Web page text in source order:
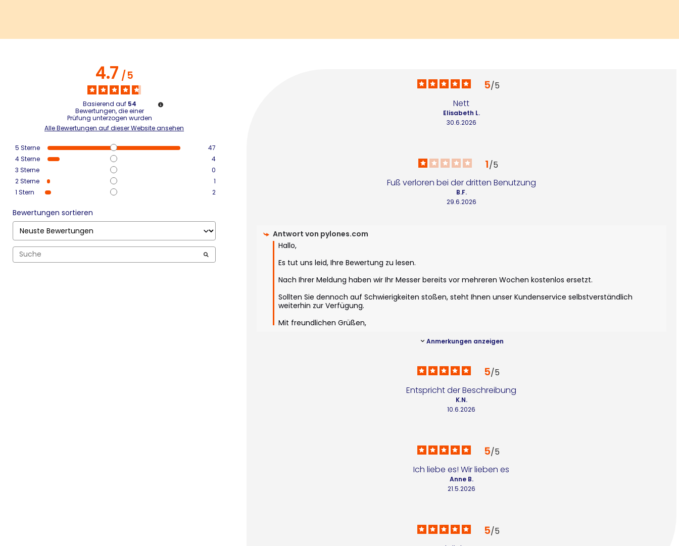
4.7/5
Basierend auf 54
Bewertungen, die einer
Prüfung unterzogen wurden
Alle Bewertungen auf dieser Website ansehen
5 Sterne
47
4Sterne
4
3 Sterne
0
2Sterne
1
1 Stern 2
Bewertungen sortieren
5/5
Nett
30.6.2026
Elisabeth L.
1/5
Fuß verloren bei der dritten Benutzung
29.6.2026
B.F.
Antwort von pylones.com
Hallo,
Es tut uns leid, Ihre Bewertung zu lesen.
Nach Ihrer Meldung haben wir Ihr Messer bereits vor mehreren Wochen kostenlos ersetzt.
Sollten Sie dennoch auf Schwierigkeiten stoßen, steht Ihnen unser Kundenservice selbstverständlich
weiterhin zur Verfügung.
Mit freundlichen Grüßen,
Anmerkungen anzeigen
5/5
Entspricht der Beschreibung
10.6.2026
K.N.
5/5
Ich liebe es! Wir lieben es
21.5.2026
Anne B.
5/5